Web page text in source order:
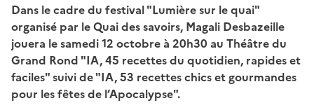
Dans le cadre du festival "Lumière sur le quai"
organisé par le Quai des savoirs, Magali Desbazeille
jouera le samedi 12 octobre à 20h30 au Théâtre du
Grand Rond "IA, 45 recettes du quotidien, rapides et
faciles" suivi de "IA, 53 recettes chics et gourmandes
pour les fêtes de l’Apocalypse".